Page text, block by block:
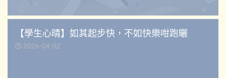
【學生心晴】如其起步快，不如快樂咁跑曬
2026-04-02